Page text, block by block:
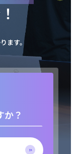
ます。
か？